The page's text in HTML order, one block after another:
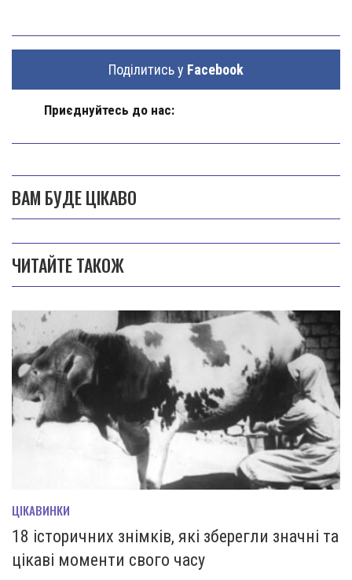
Поділитись у Facebook
Приєднуйтесь до нас:
ВАМ БУДЕ ЦІКАВО
ЧИТАЙТЕ ТАКОЖ
ЦІКАВИНКИ
18 історичних знімків, які зберегли значні та
цікаві моменти свого часу